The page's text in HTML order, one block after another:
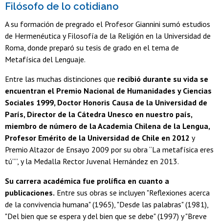
Filósofo de lo cotidiano
A su formación de pregrado el Profesor Giannini sumó estudios
de Hermenéutica y Filosofía de la Religión en la Universidad de
Roma, donde preparó su tesis de grado en el tema de
Metafísica del Lenguaje.
Entre las muchas distinciones que recibió durante su vida se
encuentran el Premio Nacional de Humanidades y Ciencias
Sociales 1999, Doctor Honoris Causa de la Universidad de
París, Director de la Cátedra Unesco en nuestro país,
miembro de número de la Academia Chilena de la Lengua,
Profesor Emérito de la Universidad de Chile en 2012 y
Premio Altazor de Ensayo 2009 por su obra “La metafísica eres
tú””, y la Medalla Rector Juvenal Hernández en 2013.
Su carrera académica fue prolífica en cuanto a
publicaciones. Entre sus obras se incluyen "Reflexiones acerca
de la convivencia humana" (1965), "Desde las palabras" (1981),
"Del bien que se espera y del bien que se debe" (1997) y "Breve